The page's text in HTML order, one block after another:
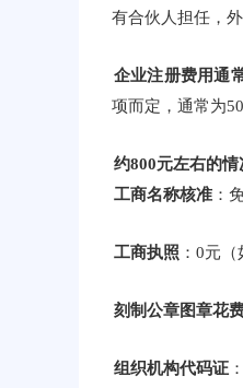
有合伙人担任，
企业注册费用通
项而定，通常为
约800元左右的情
工商名称核准 ：
工商执照 ：0元
刻制公章图章花
组织机构代码证